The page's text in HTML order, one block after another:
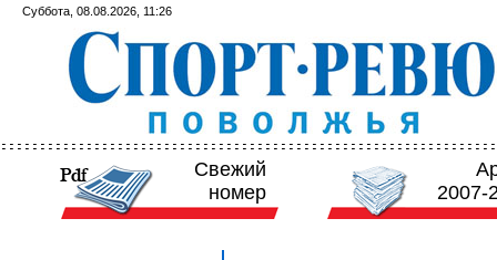
Суббота, 08.08.2026, 11:26
Свежий
номер
2007-